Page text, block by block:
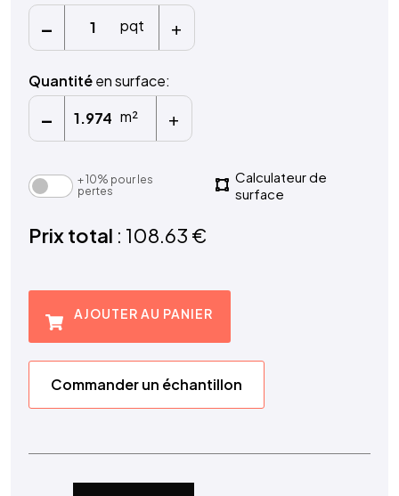
- pqt +
Quantitéen surface:
- m² +
+ 10% pour les
pertes
Calculateur de
surface
Prix total : 108.63 €
AJOUTER AU PANIER
Commander un échantillon